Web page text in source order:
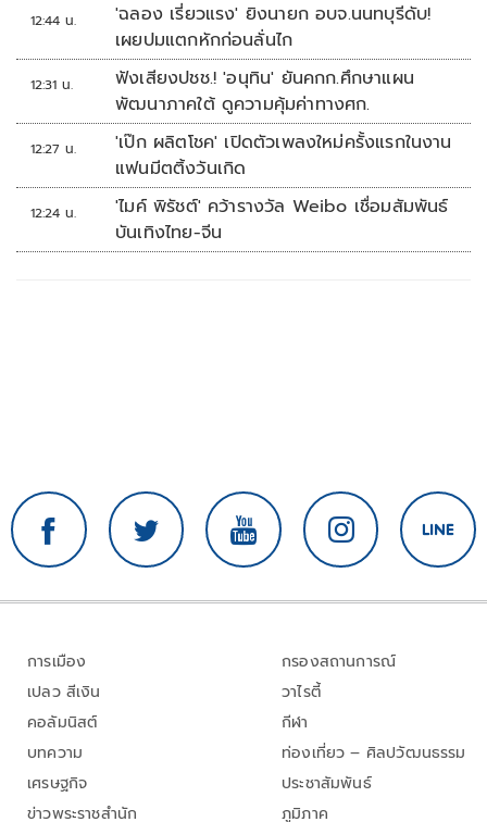
12:44 น.
'ฉลอง เรี่ยวแรง' ยิงนายก อบจ.นนทบุรีดับ!
เผยปมแตกหักก่อนลั่นไก
12:31 น.
ฟังเสียงปชช.! 'อนุทิน' ยันคกก.ศึกษาแผน
พัฒนาภาคใต้ ดูความคุ้มค่าทางศก.
12:27 น.
'เป๊ก ผลิตโชค' เปิดตัวเพลงใหม่ครั้งแรกในงาน
แฟนมีตติ้งวันเกิด
12:24 น.
'ไมค์ พิรัชต์' คว้ารางวัล Weibo เชื่อมสัมพันธ์
บันเทิงไทย-จีน
การเมือง
เปลว สีเงิน
คอลัมนิสต์
บทความ
เศรษฐกิจ
ข่าวพระราชสำนัก
กรองสถานการณ์
วาไรตี้
กีฬา
ท่องเที่ยว – ศิลปวัฒนธรรม
ประชาสัมพันธ์
ภูมิภาค